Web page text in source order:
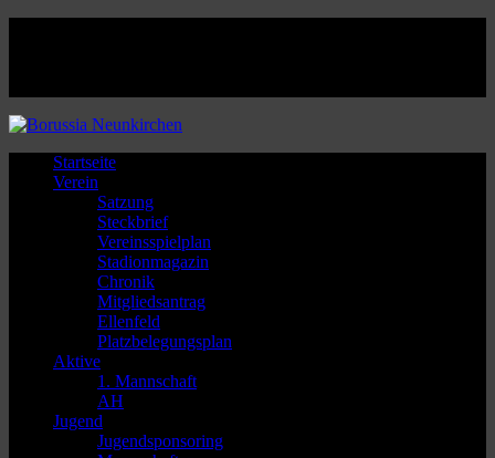
Startseite
Verein
Satzung
Steckbrief
Vereinsspielplan
Stadionmagazin
Chronik
Mitgliedsantrag
Ellenfeld
Platzbelegungsplan
Aktive
1. Mannschaft
AH
Jugend
Jugendsponsoring